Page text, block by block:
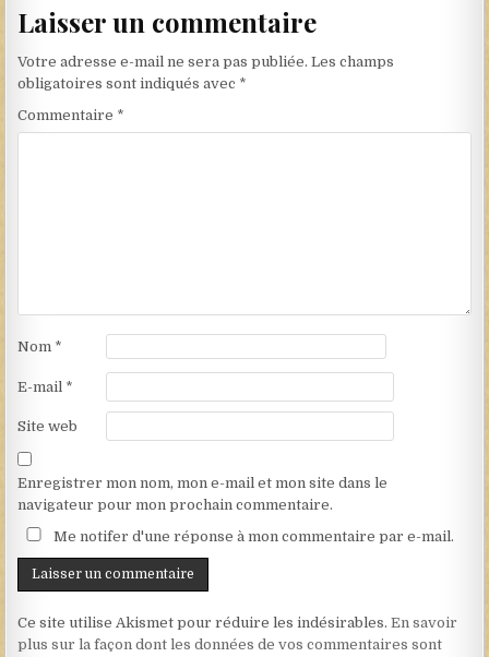
Laisser un commentaire
Votre adresse e-mail ne sera pas publiée. Les champs
obligatoires sont indiqués avec *
Commentaire *
Nom *
E-mail *
Site web
Enregistrer mon nom, mon e-mail et mon site dans le
navigateur pour mon prochain commentaire.
Me notifer d'une réponse à mon commentaire par e-mail.
Ce site utilise Akismet pour réduire les indésirables.En savoir
plus sur la façon dont les données de vos commentaires sont